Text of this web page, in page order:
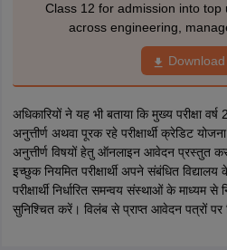
Class 12 for admission into
across engineering,
अधिकारियों ने यह भी बताया कि मुख्य परीक्षा
अनुत्तीर्ण अथवा पूरक रहे परीक्षार्थी क्रेडिट
अनुत्तीर्ण विषयों हेतु ऑनलाइन आवेदन प्रस्तुत
इच्छुक नियमित परीक्षार्थी अपने संबंधित
परीक्षार्थी निर्धारित समन्वय संस्थाओं के माध्यम
सुनिश्चित करें। विलंब से प्राप्त आवेदन पत्रों पर